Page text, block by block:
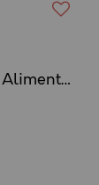
ZOLUX - NUTRIMEAL Aliment Perruche